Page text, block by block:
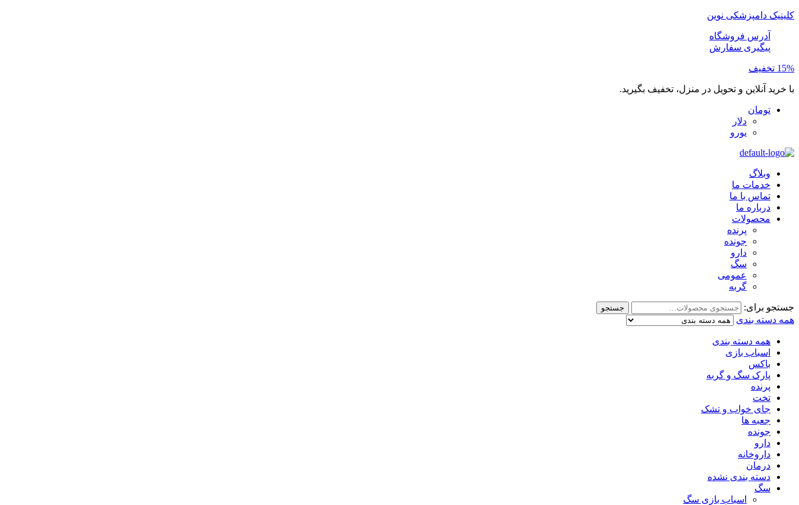
کلینیک دامپزشکی نوین
آدرس فروشگاه
پیگیری سفارش
15% تخفیف
با خرید آنلاین و تحویل در منزل، تخفیف بگیرید.
تومان
دلار
یورو
وبلاگ
خدمات ما
تماس با ما
درباره ما
محصولات
پرنده
جونده
دارو
سگ
عمومی
گربه
جستجو برای: جستجو
همه دسته بندی
همه دسته بندی
اسباب بازی
باکس
پارک سگ و گربه
پرنده
تخت
جای خواب و تشک
جعبه ها
جونده
دارو
داروخانه
درمان
دسته بندی نشده
سگ
اسباب بازی سگ